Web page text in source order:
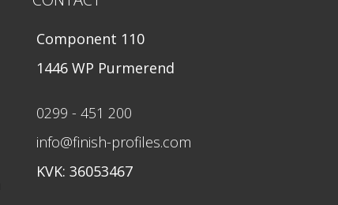
Component 110
1446 WP Purmerend
0299 - 451 200
info@finish-profiles.com
KVK: 36053467